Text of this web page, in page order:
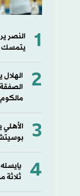
1
النصر
يتمسك
2
مالكوم
3
4
ثلاثة